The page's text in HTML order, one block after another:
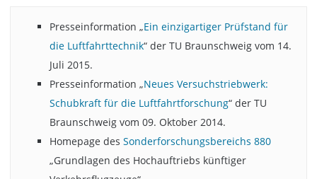
Presseinformation „Ein einzigartiger Prüfstand für
die Luftfahrttechnik“ der TU Braunschweig vom 14.
Juli 2015.
Presseinformation „Neues Versuchstriebwerk:
Schubkraft für die Luftfahrtforschung“ der TU
Braunschweig vom 09. Oktober 2014.
Homepage des Sonderforschungsbereichs 880
„Grundlagen des Hochauftriebs künftiger